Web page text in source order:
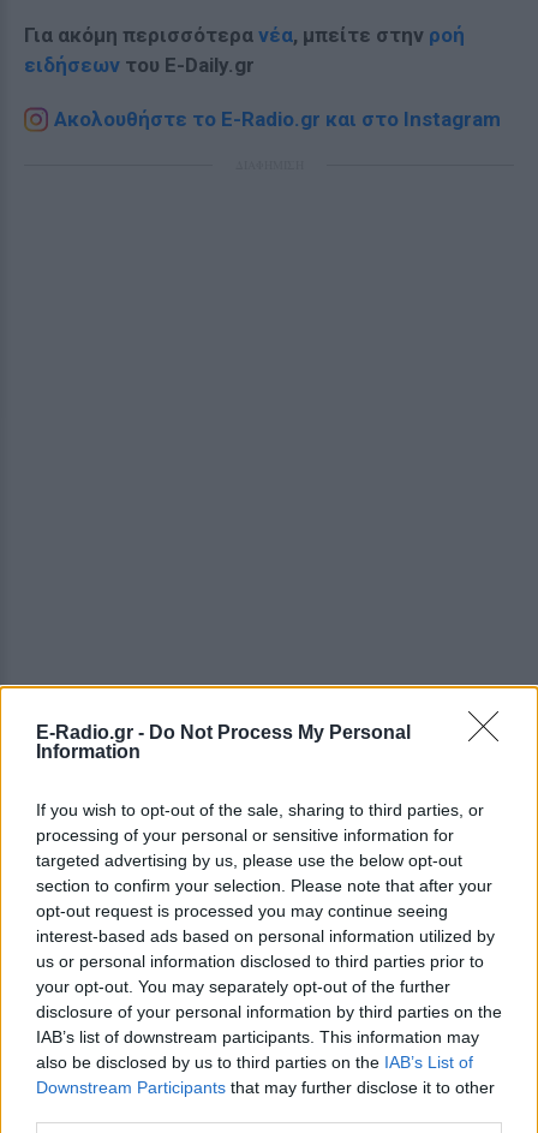
E-Radio.gr - Do Not Process My Personal
Information
If you wish to opt-out of the sale, sharing to third parties, or
processing of your personal or sensitive information for
targeted advertising by us, please use the below opt-out
section to confirm your selection. Please note that after your
opt-out request is processed you may continue seeing
interest-based ads based on personal information utilized by
us or personal information disclosed to third parties prior to
your opt-out. You may separately opt-out of the further
disclosure of your personal information by third parties on the
IAB’s list of downstream participants. This information may
also be disclosed by us to third parties on the IAB’s List of
Downstream Participants that may further disclose it to other
Για ακόμη περισσότερα νέα, μπείτε στην ροή
ειδήσεων του E-Daily.gr
Ακολουθήστε το E-Radio.gr και στο Instagram
ΔΕΙΤΕ ΕΠΙΣΗΣ
ΣΤΗΝ ΙΔΙΑ ΚΑΤΗΓΟΡΙΑ
Πουέρτο Ρίκο: Διανομή νερού
με δελτίο εν μέσω
παρατεταμένης ξηρασίας
ΣΉΜΕΡΑ
Πώς διαχειρίζεται το Πουέρτο Ρίκο την
κρίση νερού και πώς επηρεάζεται η
καθημερινή ζωή των κατοίκων
Σαρωτικοί έλεγχοι στις
παραλίες με drones – Ποιες
περιοχές είχαν τις